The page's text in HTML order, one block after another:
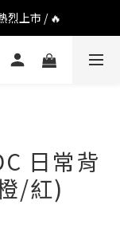
烈上市 / 🔥
烈上市 / 🔥
裝 \ 時尚上市 / 🔥
日常背
/紅)